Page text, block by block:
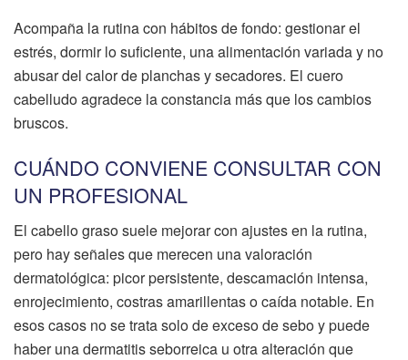
Acompaña la rutina con hábitos de fondo: gestionar el
estrés, dormir lo suficiente, una alimentación variada y no
abusar del calor de planchas y secadores. El cuero
cabelludo agradece la constancia más que los cambios
bruscos.
CUÁNDO CONVIENE CONSULTAR CON
UN PROFESIONAL
El cabello graso suele mejorar con ajustes en la rutina,
pero hay señales que merecen una valoración
dermatológica: picor persistente, descamación intensa,
enrojecimiento, costras amarillentas o caída notable. En
esos casos no se trata solo de exceso de sebo y puede
haber una dermatitis seborreica u otra alteración que